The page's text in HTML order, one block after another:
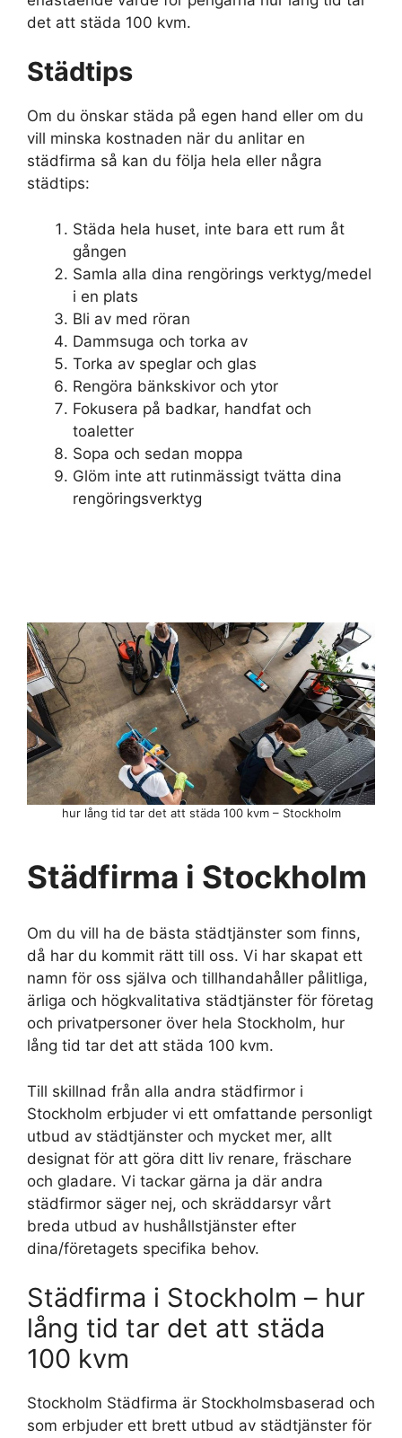
det att städa 100 kvm.
Städtips
Om du önskar städa på egen hand eller om du
vill minska kostnaden när du anlitar en
städfirma så kan du följa hela eller några
städtips:
Städa hela huset, inte bara ett rum åt
gången
Samla alla dina rengörings verktyg/medel
i en plats
Bli av med röran
Dammsuga och torka av
Torka av speglar och glas
Rengöra bänkskivor och ytor
Fokusera på badkar, handfat och
toaletter
Sopa och sedan moppa
Glöm inte att rutinmässigt tvätta dina
rengöringsverktyg
Städfirma i Stockholm
Om du vill ha de bästa städtjänster som finns,
då har du kommit rätt till oss. Vi har skapat ett
namn för oss själva och tillhandahåller pålitliga,
ärliga och högkvalitativa städtjänster för företag
och privatpersoner över hela Stockholm, hur
lång tid tar det att städa 100 kvm.
Till skillnad från alla andra städfirmor i
Stockholm erbjuder vi ett omfattande personligt
utbud av städtjänster och mycket mer, allt
designat för att göra ditt liv renare, fräschare
och gladare. Vi tackar gärna ja där andra
städfirmor säger nej, och skräddarsyr vårt
breda utbud av hushållstjänster efter
dina/företagets specifika behov.
Städfirma i Stockholm – hur
lång tid tar det att städa
100 kvm
Stockholm Städfirma är Stockholmsbaserad och
som erbjuder ett brett utbud av städtjänster för
hur lång tid tar det att städa 100 kvm – Stockholm